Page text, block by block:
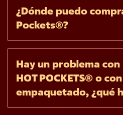
¿Dónde puedo
Pockets®?
Hay un problema
HOT POCKETS® o
empaquetado, ¿qué